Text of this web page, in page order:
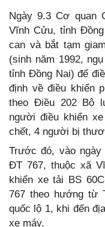
Ngày 9.3 Cơ quan
Vĩnh Cửu, tỉnh
can và bắt tạm
(sinh năm 1992,
tỉnh Đồng Nai) để
định về điều khiển
theo Điều 202 Bộ
người điều khiển
chết, 4 người bị
Trước đó, vào
ĐT 767, thuộc xã
khiển xe tải BS
767 theo hướng từ
quốc lộ 1, khi đến
xe máy.